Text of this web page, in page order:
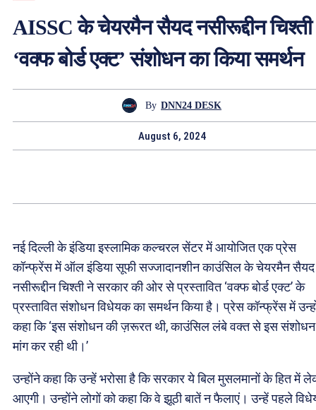
AISSC के चेयरमैन सैयद नसीरूद्दीन
‘वक्फ बोर्ड एक्ट’ संशोधन का किया समर्थन
By DNN24 DESK
August 6, 2024
नई दिल्ली के इंडिया इस्लामिक कल्चरल सेंटर में आयोजित एक प्रेस
कॉन्फ्रेंस में ऑल इंडिया सूफी सज्जादानशीन काउंसिल के चेयरमैन सैयद
नसीरूद्दीन चिश्ती ने सरकार की ओर से प्रस्तावित ‘वक्फ बोर्ड एक्ट’ के
प्रस्तावित संशोधन विधेयक का समर्थन किया है। प्रेस कॉन्फ्रेंस में
कहा कि ‘इस संशोधन की ज़रूरत थी, काउंसिल लंबे वक्त से इस
मांग कर रही थी।’
उन्होंने कहा कि उन्हें भरोसा है कि सरकार ये बिल मुसलमानों के हित में
आएगी। उन्होंने लोगों को कहा कि वे झूठी बातें न फैलाएं। उन्हें पहले